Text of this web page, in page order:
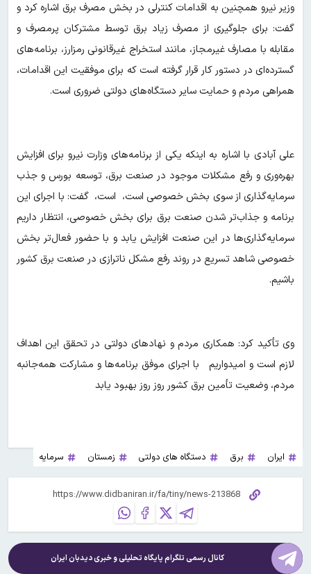
وزیر نیرو همچنین به اقدامات کنترلی در بخش مصرف برق اشاره کرد و
گفت: برای جلوگیری از مصرف زیاد برق توسط مشترکان پرمصرف‌ و
مقابله با مصارف غیرمجاز، مانند استخراج غیرقانونی رمزارز، برنامه‌های
گسترده‌ای در دستور کار قرار گرفته است که برای موفقیت این اقدامات،
همراهی مردم و حمایت سایر دستگاه‌های دولتی ضروری است.
علی آبادی با اشاره به اینکه یکی از برنامه‌های وزارت نیرو برای افزایش
بهره‌وری و رفع مشکلات موجود در صنعت برق، توسعه بورس و جذب
سرمایه‌گذاری از سوی بخش خصوصی است، است، گفت: با اجرای این
برنامه و جذاب‌تر شدن صنعت برق برای بخش خصوصی، انتظار داریم
سرمایه‌گذاری‌ها در این صنعت افزایش یابد و با حضور فعال‌تر بخش
خصوصی شاهد تسریع در روند رفع مشکل ناترازی در صنعت برق کشور
باشیم.
وی تأکید کرد: همکاری مردم و نهادهای دولتی در تحقق این اهداف
لازم است و امیدواریم با اجرای موفق برنامه‌ها و مشارکت همه‌جانبه
مردم، وضعیت تأمین برق کشور روز روز بهبود یابد
ایران برق دستگاه های دولتی زمستان سرمایه
کانال رسمی تلگرام پایگاه تحلیلی و خبریدیدبان ایران